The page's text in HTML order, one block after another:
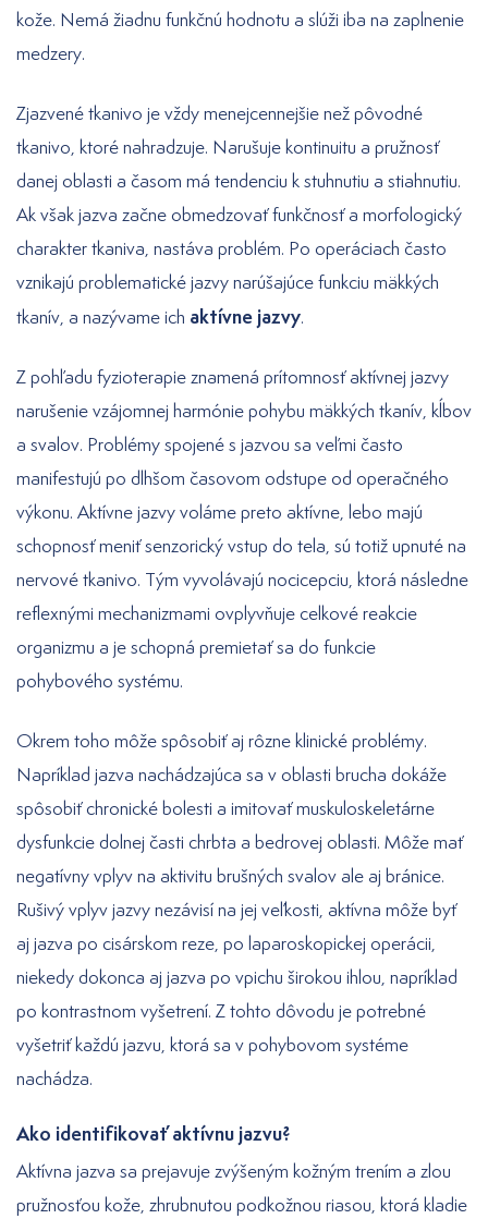
kože. Nemá žiadnu funkčnú hodnotu a slúži iba na zaplnenie
medzery.
Zjazvené tkanivo je vždy menejcennejšie než pôvodné
tkanivo, ktoré nahradzuje. Narušuje kontinuitu a pružnosť
danej oblasti a časom má tendenciu k stuhnutiu a stiahnutiu.
Ak však jazva začne obmedzovať funkčnosť a morfologický
charakter tkaniva, nastáva problém. Po operáciach často
vznikajú problematické jazvy narúšajúce funkciu mäkkých
tkanív, a nazývame ich aktívne jazvy.
Z pohľadu fyzioterapie znamená prítomnosť aktívnej jazvy
narušenie vzájomnej harmónie pohybu mäkkých tkanív, kĺbov
a svalov. Problémy spojené s jazvou sa veľmi často
manifestujú po dlhšom časovom odstupe od operačného
výkonu. Aktívne jazvy voláme preto aktívne, lebo majú
schopnosť meniť senzorický vstup do tela, sú totiž upnuté na
nervové tkanivo. Tým vyvolávajú nocicepciu, ktorá následne
reflexnými mechanizmami ovplyvňuje celkové reakcie
organizmu a je schopná premietať sa do funkcie
pohybového systému.
Okrem toho môže spôsobiť aj rôzne klinické problémy.
Napríklad jazva nachádzajúca sa v oblasti brucha dokáže
spôsobiť chronické bolesti a imitovať muskuloskeletárne
dysfunkcie dolnej časti chrbta a bedrovej oblasti. Môže mať
negatívny vplyv na aktivitu brušných svalov ale aj bránice.
Rušivý vplyv jazvy nezávisí na jej veľkosti, aktívna môže byť
aj jazva po cisárskom reze, po laparoskopickej operácii,
niekedy dokonca aj jazva po vpichu širokou ihlou, napríklad
po kontrastnom vyšetrení. Z tohto dôvodu je potrebné
vyšetriť každú jazvu, ktorá sa v pohybovom systéme
nachádza.
Ako identifikovať aktívnu jazvu?
Aktívna jazva sa prejavuje zvýšeným kožným trením a zlou
pružnosťou kože, zhrubnutou podkožnou riasou, ktorá kladie